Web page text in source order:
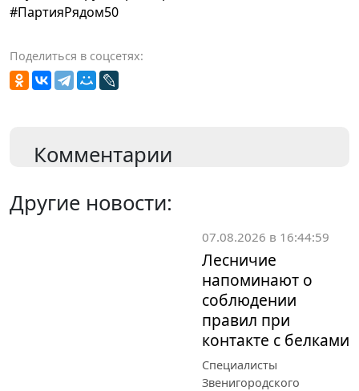
#ПартияРядом50
Поделиться в соцсетях:
Комментарии
Другие новости:
07.08.2026 в 16:44:59
Лесничие
напоминают о
соблюдении
правил при
контакте с белками
Специалисты
Звенигородского